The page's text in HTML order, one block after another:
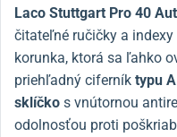
Laco Stuttgart Pro 40
čitateľné ručičky a
korunka, ktorá sa ľahko
priehľadný ciferník typu A
sklíčko s vnútornou
odolnosťou proti